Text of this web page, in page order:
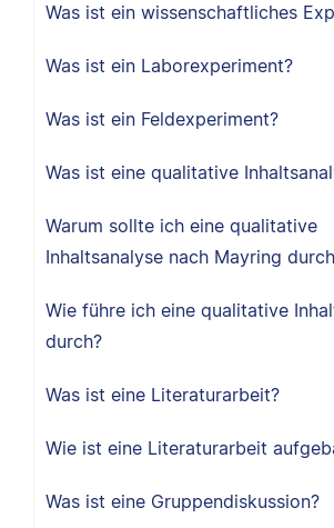
Was ist ein wissenschaftliches
Was ist ein Laborexperiment?
Was ist ein Feldexperiment?
Was ist eine qualitative
Warum sollte ich eine qualitative
Inhaltsanalyse nach Mayring
Wie führe ich eine qualitative
durch?
Was ist eine Literaturarbeit?
Wie ist eine Literaturarbeit
Was ist eine Gruppendiskussion?